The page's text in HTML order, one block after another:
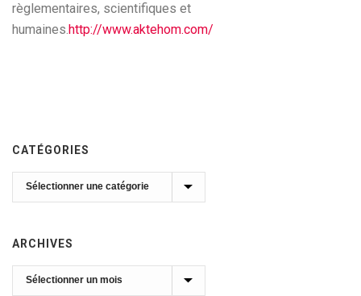
règlementaires, scientifiques et
humaines.http://www.aktehom.com/
CATÉGORIES
Catégories
ARCHIVES
Archives